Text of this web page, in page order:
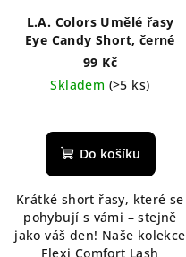
L.A. Colors Umělé řasy
Eye Candy Short, černé
99 Kč
Skladem (>5 ks)
Do košíku
Krátké short řasy, které se
pohybují s vámi – stejně
jako váš den! Naše kolekce
Flexi Comfort Lash